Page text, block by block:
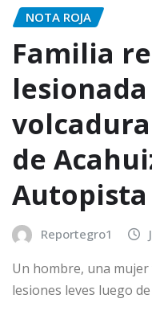
NOTA ROJA
Familia
de
Autopista
Reportegro1
Un hombre, una
lesiones leves luego